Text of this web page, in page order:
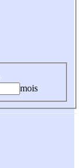
mois